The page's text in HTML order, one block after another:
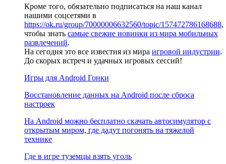
Кроме того, обязательно подписаться на наш канал
нашими соцсетями в
https://ok.ru/group/70000006632560/topic/157472786168688,
чтобы знать самые свежие новинки из мира мобильных
развлечений.
На сегодня это все известия из мира игровой индустрии.
До скорых встреч и удачных игровых сессий!
Игры для Android Гонки
Восстановление данных на Android после сброса
настроек
На Android можно бесплатно скачать автосимулятор с
открытым миром, где дадут погонять на тяжелой
технике
Где в игре туземцы взять уголь